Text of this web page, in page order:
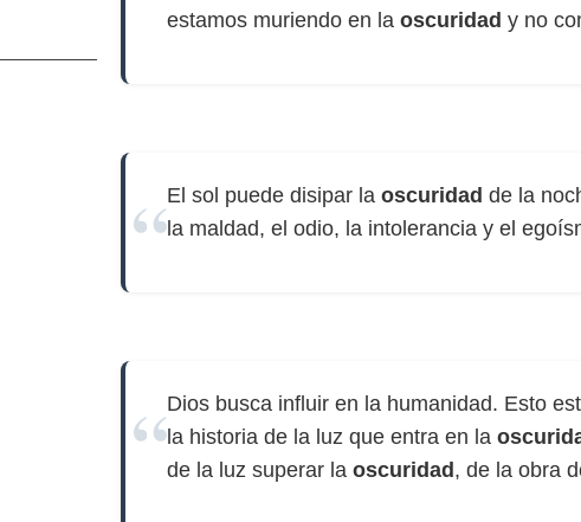
estamos muriendo en la oscuridad y no
El sol puede disipar la oscuridad de la
la maldad, el odio, la intolerancia y el
Dios busca influir en la humanidad. Esto
la historia de la luz que entra en la
de la luz superar la oscuridad , de la obra